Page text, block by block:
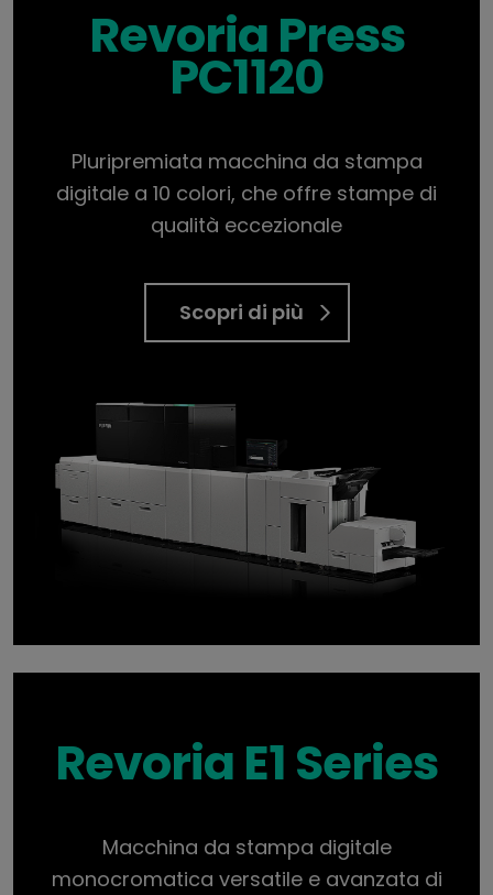
Revoria Press
PC1120
Pluripremiata macchina da stampa
digitale a 10 colori, che offre stampe di
qualità eccezionale
Scopri di più
Revoria E1 Series
Macchina da stampa digitale
monocromatica versatile e avanzata di